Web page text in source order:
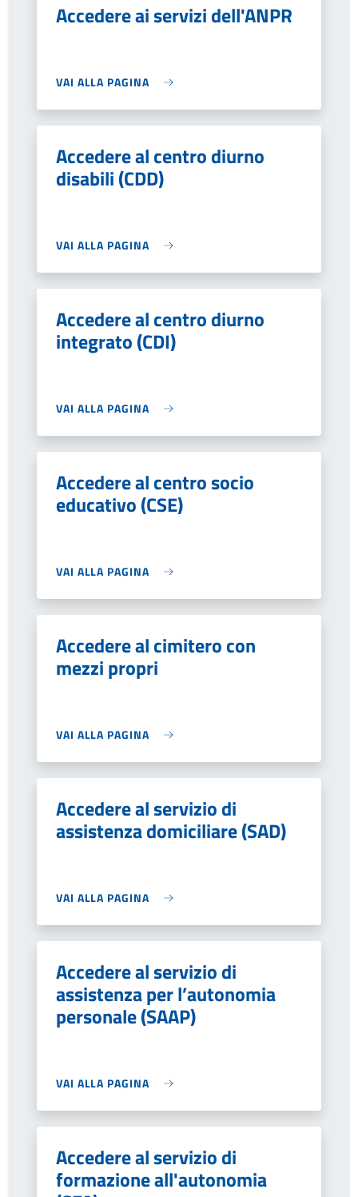
Accedere ai servizi dell'ANPR
VAI ALLA PAGINA
Accedere al centro diurno
disabili (CDD)
VAI ALLA PAGINA
Accedere al centro diurno
integrato (CDI)
VAI ALLA PAGINA
Accedere al centro socio
educativo (CSE)
VAI ALLA PAGINA
Accedere al cimitero con
mezzi propri
VAI ALLA PAGINA
Accedere al servizio di
assistenza domiciliare (SAD)
VAI ALLA PAGINA
Accedere al servizio di
assistenza per l’autonomia
personale (SAAP)
VAI ALLA PAGINA
Accedere al servizio di
formazione all'autonomia